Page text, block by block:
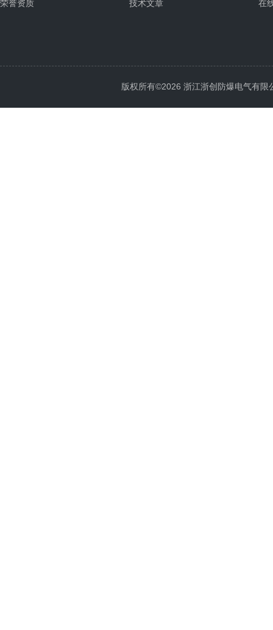
荣誉资质 技术文章 在
版权所有©2026 浙江浙创防爆电气有